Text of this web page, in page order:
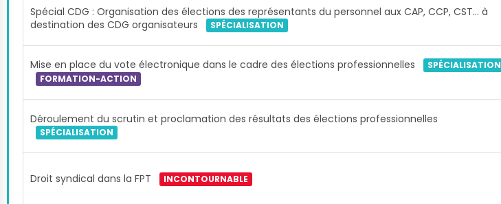
Spécial CDG : Organisation des élections des représentants du personnel aux CAP, CCP, CST… à
destination des CDG organisateurs
SPÉCIALISATION
Mise en place du vote électronique dans le cadre des élections professionnelles
SPÉCIALISATION
FORMATION-ACTION
Déroulement du scrutin et proclamation des résultats des élections professionnelles
SPÉCIALISATION
Droit syndical dans la FPT INCONTOURNABLE